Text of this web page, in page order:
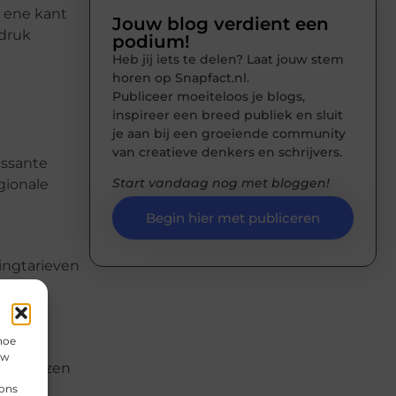
ene kant
reizen
Jouw blog verdient een
podium!
Heb jij iets te delen? Laat jouw stem
horen op Snapfact.nl.
Publiceer moeiteloos je blogs,
inspireer een breed publiek en sluit
je aan bij een groeiende community
van creatieve denkers en schrijvers.
Start vandaag nog met bloggen!
Begin hier met publiceren